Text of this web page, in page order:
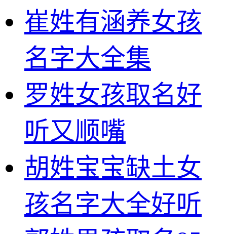
崔姓有涵养女孩
名字大全集
罗姓女孩取名好
听又顺嘴
胡姓宝宝缺土女
孩名字大全好听